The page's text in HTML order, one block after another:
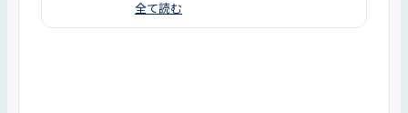
全て読む